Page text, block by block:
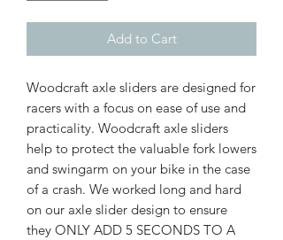
Add to Cart
Woodcraft axle sliders are designed for
racers with a focus on ease of use and
practicality. Woodcraft axle sliders
help to protect the valuable fork lowers
and swingarm on your bike in the case
of a crash. We worked long and hard
on our axle slider design to ensure
they ONLY ADD 5 SECONDS TO A